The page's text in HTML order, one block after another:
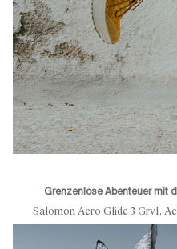
Grenzenlose Abenteuer mit
Salomon Aero Glide 3 Grvl,